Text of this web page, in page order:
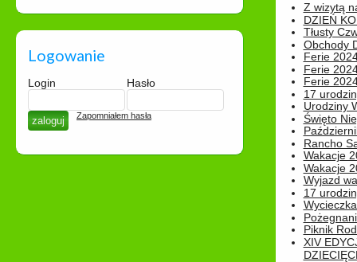
Logowanie
Login Hasło
Zapomniałem hasła
Z wizytą
DZIEŃ
Tłusty
Obchody
Ferie
Ferie
Ferie
17
Urodziny
Święto
Rancho
Wakacje
Wakacje
Wyjazd
17
Piknik
XIV